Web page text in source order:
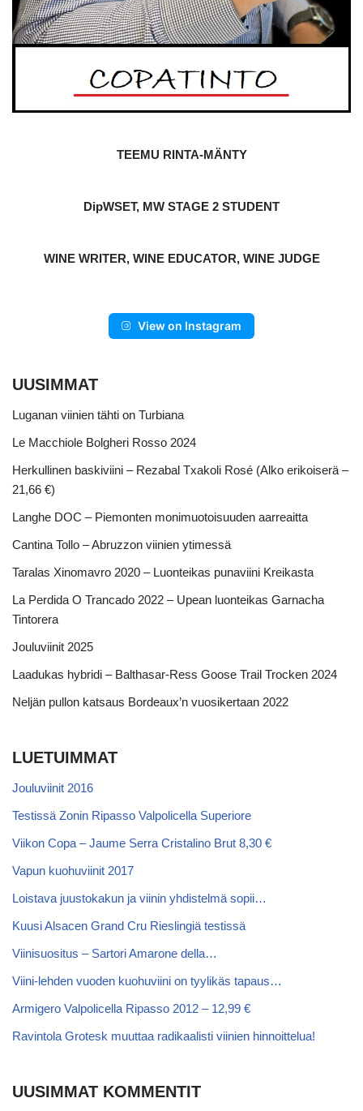
TEEMU RINTA-MÄNTY
DipWSET, MW STAGE 2 STUDENT
WINE WRITER, WINE EDUCATOR, WINE JUDGE
View on Instagram
UUSIMMAT
Luganan viinien tähti on Turbiana
Le Macchiole Bolgheri Rosso 2024
Herkullinen baskiviini – Rezabal Txakoli Rosé (Alko erikoiserä –
21,66 €)
Langhe DOC – Piemonten monimuotoisuuden aarreaitta
Cantina Tollo – Abruzzon viinien ytimessä
Taralas Xinomavro 2020 – Luonteikas punaviini Kreikasta
La Perdida O Trancado 2022 – Upean luonteikas Garnacha
Tintorera
Jouluviinit 2025
Laadukas hybridi – Balthasar-Ress Goose Trail Trocken 2024
Neljän pullon katsaus Bordeaux’n vuosikertaan 2022
LUETUIMMAT
Jouluviinit 2016
Testissä Zonin Ripasso Valpolicella Superiore
Viikon Copa – Jaume Serra Cristalino Brut 8,30 €
Vapun kuohuviinit 2017
Loistava juustokakun ja viinin yhdistelmä sopii…
Kuusi Alsacen Grand Cru Rieslingiä testissä
Viinisuositus – Sartori Amarone della…
Viini-lehden vuoden kuohuviini on tyylikäs tapaus…
Armigero Valpolicella Ripasso 2012 – 12,99 €
Ravintola Grotesk muuttaa radikaalisti viinien hinnoittelua!
UUSIMMAT KOMMENTIT